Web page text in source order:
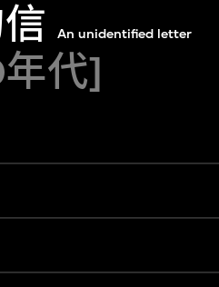
An unidentified letter
代]